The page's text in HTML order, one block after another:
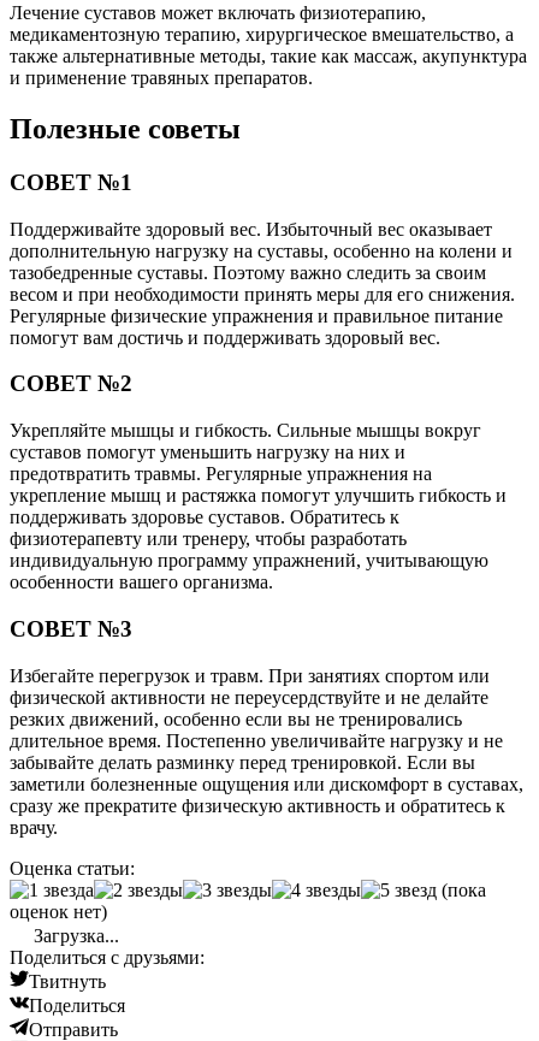
Лечение суставов может включать физиотерапию,
медикаментозную терапию, хирургическое вмешательство, а
также альтернативные методы, такие как массаж, акупунктура
и применение травяных препаратов.
Полезные советы
СОВЕТ №1
Поддерживайте здоровый вес. Избыточный вес оказывает
дополнительную нагрузку на суставы, особенно на колени и
тазобедренные суставы. Поэтому важно следить за своим
весом и при необходимости принять меры для его снижения.
Регулярные физические упражнения и правильное питание
помогут вам достичь и поддерживать здоровый вес.
СОВЕТ №2
Укрепляйте мышцы и гибкость. Сильные мышцы вокруг
суставов помогут уменьшить нагрузку на них и
предотвратить травмы. Регулярные упражнения на
укрепление мышц и растяжка помогут улучшить гибкость и
поддерживать здоровье суставов. Обратитесь к
физиотерапевту или тренеру, чтобы разработать
индивидуальную программу упражнений, учитывающую
особенности вашего организма.
СОВЕТ №3
Избегайте перегрузок и травм. При занятиях спортом или
физической активности не переусердствуйте и не делайте
резких движений, особенно если вы не тренировались
длительное время. Постепенно увеличивайте нагрузку и не
забывайте делать разминку перед тренировкой. Если вы
заметили болезненные ощущения или дискомфорт в суставах,
сразу же прекратите физическую активность и обратитесь к
врачу.
Оценка статьи:
(пока
оценок нет)
Загрузка...
Поделиться с друзьями:
Твитнуть
Поделиться
Отправить